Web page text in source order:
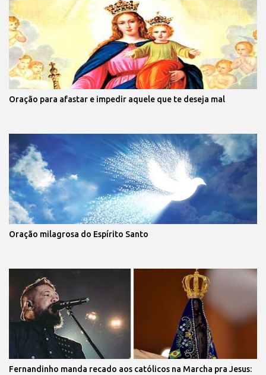
Oração para afastar e impedir aquele que te deseja mal
Oração milagrosa do Espírito Santo
Fernandinho manda recado aos católicos na Marcha pra Jesus: